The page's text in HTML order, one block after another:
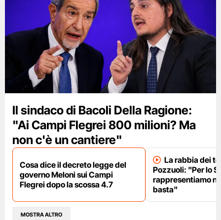
Il sindaco di Bacoli Della Ragione:
"Ai Campi Flegrei 800 milioni? Ma
non c'è un cantiere"
Cosa dice il decreto legge del
governo Meloni sui Campi
Flegrei dopo la scossa 4.7
La rabbia dei
Pozzuoli: "Per lo
rappresentiamo
basta"
MOSTRA ALTRO